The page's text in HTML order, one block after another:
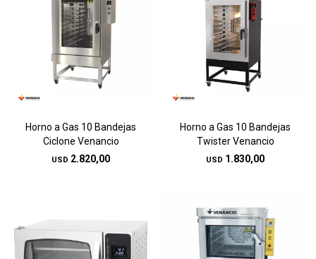
Horno a Gas 10 Bandejas
Ciclone Venancio
USD 2.820,00
Horno a Gas 10 Bandejas
Twister Venancio
USD 1.830,00